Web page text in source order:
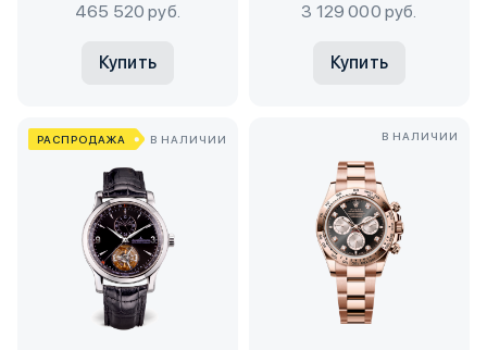
465 520 руб.
Купить
3 129 000 руб.
Купить
РАСПРОДАЖА В НАЛИЧИИ В НАЛИЧИИ